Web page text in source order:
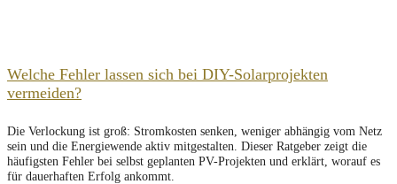
Welche Fehler lassen sich bei DIY-Solarprojekten
vermeiden?
Die Verlockung ist groß: Stromkosten senken, weniger abhängig vom Netz
sein und die Energiewende aktiv mitgestalten. Dieser Ratgeber zeigt die
häufigsten Fehler bei selbst geplanten PV-Projekten und erklärt, worauf es
für dauerhaften Erfolg ankommt.